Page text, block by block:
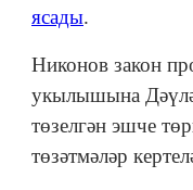
ясады.
Никонов закон
укылышына
төзелгән эшче
төзәтмәләр